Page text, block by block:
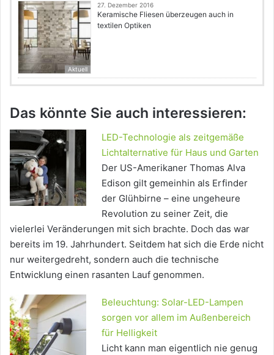
Aktuell
27. Dezember 2016
Keramische Fliesen überzeugen auch in
textilen Optiken
Das könnte Sie auch interessieren:
LED-Technologie als zeitgemäße
Lichtalternative für Haus und Garten
Der US-Amerikaner Thomas Alva
Edison gilt gemeinhin als Erfinder
der Glühbirne – eine ungeheure
Revolution zu seiner Zeit, die
vielerlei Veränderungen mit sich brachte. Doch das war
bereits im 19. Jahrhundert. Seitdem hat sich die Erde nicht
nur weitergedreht, sondern auch die technische
Entwicklung einen rasanten Lauf genommen.
Beleuchtung: Solar-LED-Lampen
sorgen vor allem im Außenbereich
für Helligkeit
Licht kann man eigentlich nie genug